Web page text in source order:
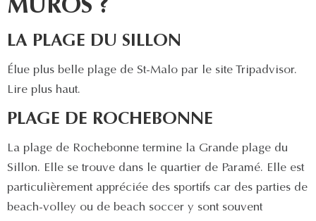
MUROS ?
LA PLAGE DU SILLON
Élue plus belle plage de St-Malo par le site Tripadvisor.
Lire plus haut.
PLAGE DE ROCHEBONNE
La plage de Rochebonne termine la Grande plage du
Sillon. Elle se trouve dans le quartier de Paramé. Elle est
particulièrement appréciée des sportifs car des parties de
beach-volley ou de beach soccer y sont souvent